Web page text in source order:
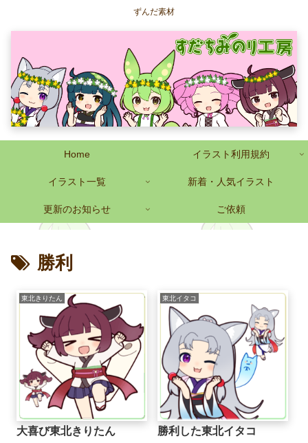
ずんだ素材
Home イラスト利用規約
イラスト一覧 新着・人気イラスト
更新のお知らせ ご依頼
勝利
東北きりたん
大喜び東北きりたん
東北イタコ
勝利した東北イタコ